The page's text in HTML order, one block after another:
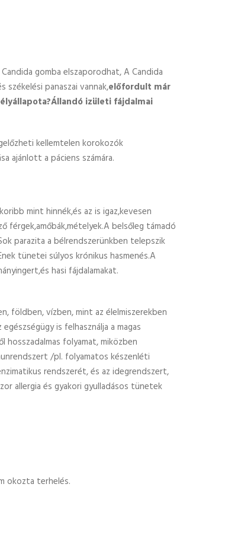
gomba elszaporodhat, A Candida
panaszai vannak,előfordult már
izületi fájdalmai
kellemtelen korokozók
ajánlott a páciens számára.
mint hinnék,és az is igaz,kevesen
belsőleg támadó
parazita a bélrendszerünkben telepszik
tünetei súlyos krónikus hasmenés.A
hasi fájdalamakat.
földben, vízben, mint az élelmiszerekben
is felhasználja a magas
folyamat, miközben
/pl. folyamatos készenléti
rendszerét, és az idegrendszert,
allergia és gyakori gyulladásos tünetek
okozta terhelés.